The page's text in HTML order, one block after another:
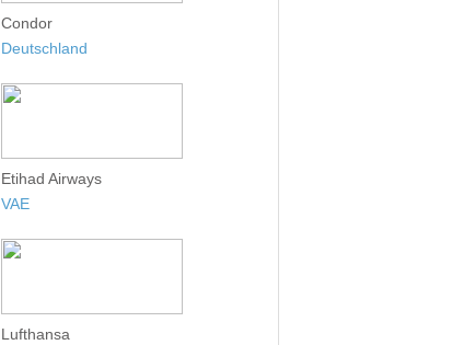
Condor
Deutschland
Etihad Airways
VAE
Lufthansa